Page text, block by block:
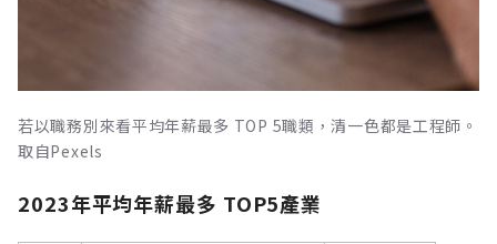
若以職務別來看平均年薪最多 TOP 5職類，清一色都是工程師。
取自Pexels
2023年平均年薪最多 TOP5產業